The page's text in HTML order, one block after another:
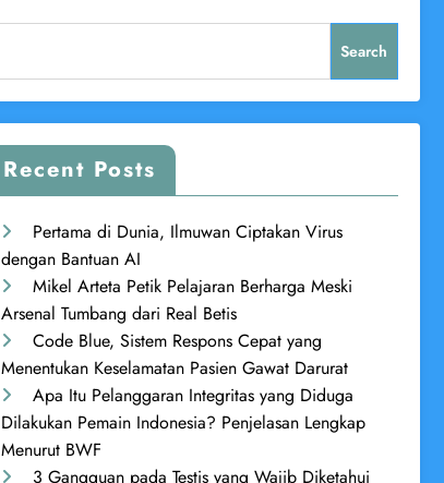
Search
Recent Posts
Pertama di Dunia, Ilmuwan Ciptakan Virus
dengan Bantuan AI
Mikel Arteta Petik Pelajaran Berharga Meski
Arsenal Tumbang dari Real Betis
Code Blue, Sistem Respons Cepat yang
Menentukan Keselamatan Pasien Gawat Darurat
Apa Itu Pelanggaran Integritas yang Diduga
Dilakukan Pemain Indonesia? Penjelasan Lengkap
Menurut BWF
3 Gangguan pada Testis yang Wajib Diketahui